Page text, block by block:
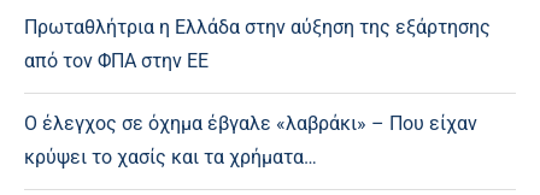
Πρωταθλήτρια η Ελλάδα στην αύξηση της εξάρτησης
από τον ΦΠΑ στην ΕΕ
Ο έλεγχος σε όχημα έβγαλε «λαβράκι» – Που είχαν
κρύψει το χασίς και τα χρήματα…